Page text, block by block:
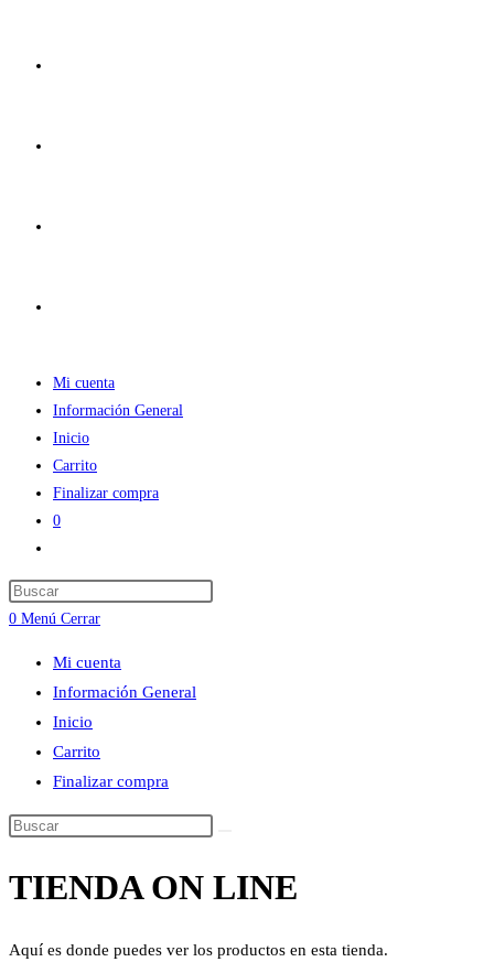
Mi cuenta
Información General
Inicio
Carrito
Finalizar compra
0
de
la
web
0 Menú Cerrar
Mi cuenta
Información General
Inicio
Carrito
Finalizar compra
Buscar
esta
TIENDA ON LINE
Aquí es donde puedes ver los productos en esta tienda.